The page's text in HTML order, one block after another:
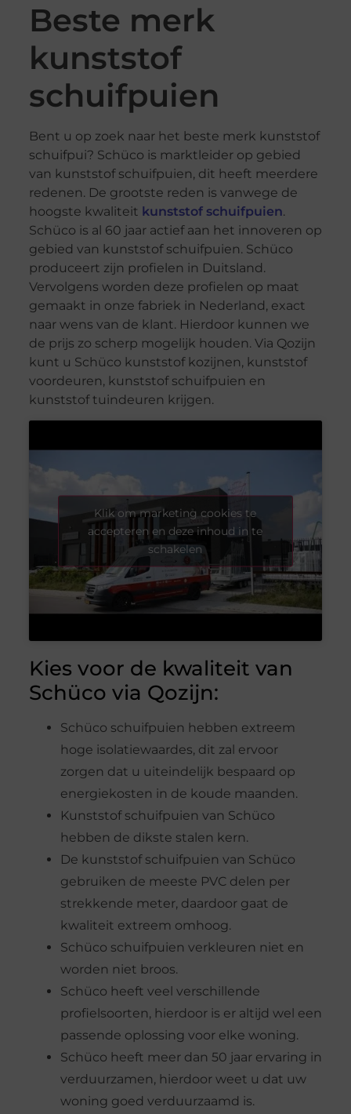
Beste merk
kunststof
schuifpuien
Bent u op zoek naar het beste merk kunststof
schuifpui? Schüco is marktleider op gebied
van kunststof schuifpuien, dit heeft meerdere
redenen. De grootste reden is vanwege de
hoogste kwaliteit kunststof schuifpuien.
Schüco is al 60 jaar actief aan het innoveren op
gebied van kunststof schuifpuien. Schüco
produceert zijn profielen in Duitsland.
Vervolgens worden deze profielen op maat
gemaakt in onze fabriek in Nederland, exact
naar wens van de klant. Hierdoor kunnen we
de prijs zo scherp mogelijk houden. Via Qozijn
kunt u Schüco kunststof kozijnen, kunststof
voordeuren, kunststof schuifpuien en
kunststof tuindeuren krijgen.
Klik om marketing cookies te
accepteren en deze inhoud in te
schakelen
Kies voor de kwaliteit van
Schüco via Qozijn:
Schüco schuifpuien hebben extreem
hoge isolatiewaardes, dit zal ervoor
zorgen dat u uiteindelijk bespaard op
energiekosten in de koude maanden.
Kunststof schuifpuien van Schüco
hebben de dikste stalen kern.
De kunststof schuifpuien van Schüco
gebruiken de meeste PVC delen per
strekkende meter, daardoor gaat de
kwaliteit extreem omhoog.
Schüco schuifpuien verkleuren niet en
worden niet broos.
Schüco heeft veel verschillende
profielsoorten, hierdoor is er altijd wel een
passende oplossing voor elke woning.
Schüco heeft meer dan 50 jaar ervaring in
verduurzamen, hierdoor weet u dat uw
woning goed verduurzaamd is.